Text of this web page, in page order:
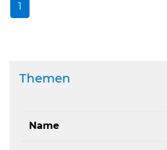
1
Themen
Name